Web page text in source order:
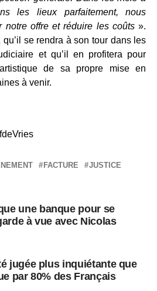
les lieux parfaitement, nous
notre offre et réduire les coûts ».
se rendra à son tour dans les
et qu’il en profitera pour
de sa propre mise en
à venir.
FACTURE
JUSTICE
une banque pour se
à vue avec Nicolas
jugée plus inquiétante que
par 80% des Français